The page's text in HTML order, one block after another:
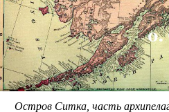
Остров Ситка, часть